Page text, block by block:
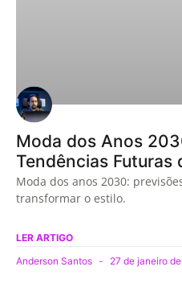
Moda dos Anos
Tendências Futuras
Moda dos anos 2030:
transformar o estilo.
LER ARTIGO
Anderson Santos
27 de janeiro